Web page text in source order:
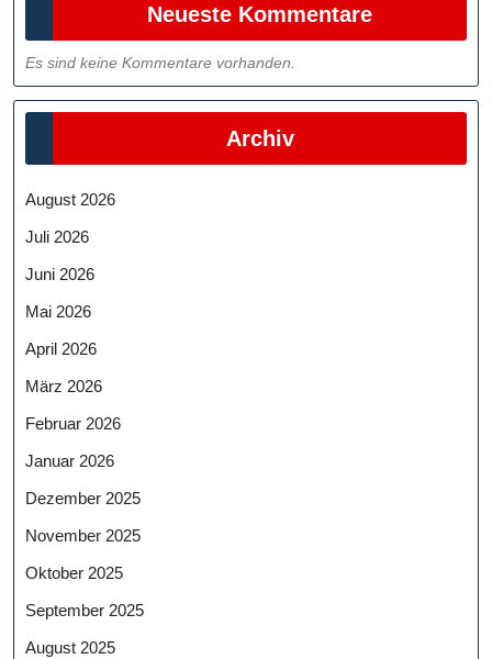
Neueste Kommentare
Es sind keine Kommentare vorhanden.
Archiv
August 2026
Juli 2026
Juni 2026
Mai 2026
April 2026
März 2026
Februar 2026
Januar 2026
Dezember 2025
November 2025
Oktober 2025
September 2025
August 2025